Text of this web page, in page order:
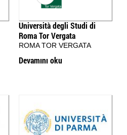
Università degli Studi di
Roma Tor Vergata
ROMA TOR VERGATA
Devamını oku